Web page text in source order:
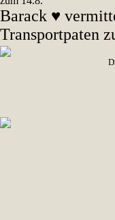
Barack ♥
Transportpaten